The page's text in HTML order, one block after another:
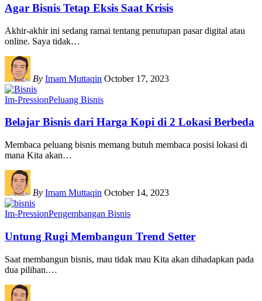
Agar Bisnis Tetap Eksis Saat Krisis
Akhir-akhir ini sedang ramai tentang penutupan pasar digital atau
online. Saya tidak…
By Imam Muttaqin October 17, 2023
Im-PressionPeluang Bisnis
Belajar Bisnis dari Harga Kopi di 2 Lokasi Berbeda
Membaca peluang bisnis memang butuh membaca posisi lokasi di
mana Kita akan…
By Imam Muttaqin October 14, 2023
Im-PressionPengembangan Bisnis
Untung Rugi Membangun Trend Setter
Saat membangun bisnis, mau tidak mau Kita akan dihadapkan pada
dua pilihan.…